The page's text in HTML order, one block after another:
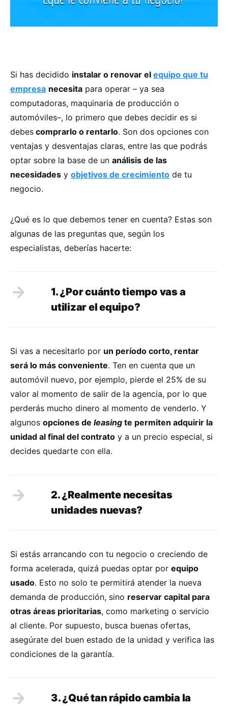
Si has decidido instalar o renovar el equipo que tu
empresa necesita para operar – ya sea
computadoras, maquinaria de producción o
automóviles–, lo primero que debes decidir es si
debes comprarlo o rentarlo. Son dos opciones con
ventajas y desventajas claras, entre las que podrás
optar sobre la base de un análisis de las
necesidades y objetivos de crecimiento de tu
negocio.
¿Qué es lo que debemos tener en cuenta? Estas son
algunas de las preguntas que, según los
especialistas, deberías hacerte:
1. ¿Por cuánto tiempo vas a
utilizar el equipo?
Si vas a necesitarlo por un período corto, rentar
será lo más conveniente. Ten en cuenta que un
automóvil nuevo, por ejemplo, pierde el 25% de su
valor al momento de salir de la agencia, por lo que
perderás mucho dinero al momento de venderlo. Y
algunos opciones de leasing te permiten adquirir la
unidad al final del contrato y a un precio especial, si
decides quedarte con ella.
2. ¿Realmente necesitas
unidades nuevas?
Si estás arrancando con tu negocio o creciendo de
forma acelerada, quizá puedas optar por equipo
usado. Esto no solo te permitirá atender la nueva
demanda de producción, sino reservar capital para
otras áreas prioritarias, como marketing o servicio
al cliente. Por supuesto, busca buenas ofertas,
asegúrate del buen estado de la unidad y verifica las
condiciones de la garantía.
3. ¿Qué tan rápido cambia la